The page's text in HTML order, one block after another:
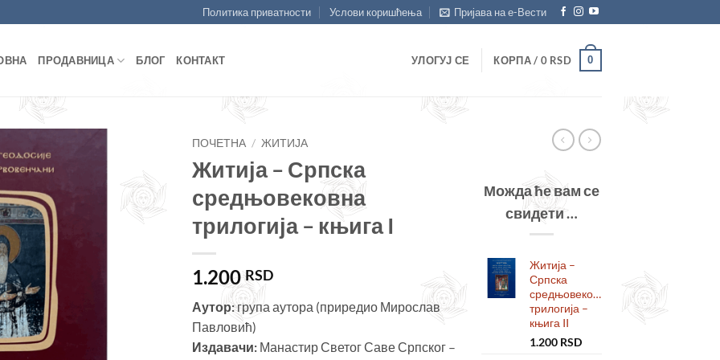
Политика приватности Услови коришћења Пријава на е-Вести
ПРОДАВНИЦА БЛОГ КОНТАКТ УЛОГУЈ СЕ КОРПА / 0 RSD 0
Додајте
у листу
жеља
ПОЧЕТНА / ЖИТИЈА
Житија – Српска
средњовековна
трилогија – књига I
1.200RSD
Аутор:група аутора (приредио Мирослав
Павловић)
Издавачи: Манастир Светог Саве Српског –
Можда ће вам се
свидети …
Житија –
Српска
средњовековна
трилогија –
књига II
1.200 RSD